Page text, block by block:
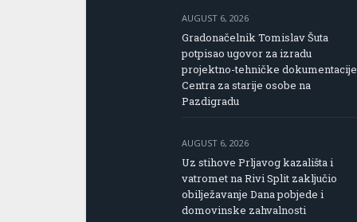
AUGUST 6, 2026
Gradonačelnik Tomislav Šuta
potpisao ugovor za izradu
projektno-tehničke dokumentacije
Centra za starije osobe na
Pazdigradu
AUGUST 6, 2026
Uz stihove Prljavog kazališta i
vatromet na Rivi Split zaključio
obilježavanje Dana pobjede i
domovinske zahvalnosti